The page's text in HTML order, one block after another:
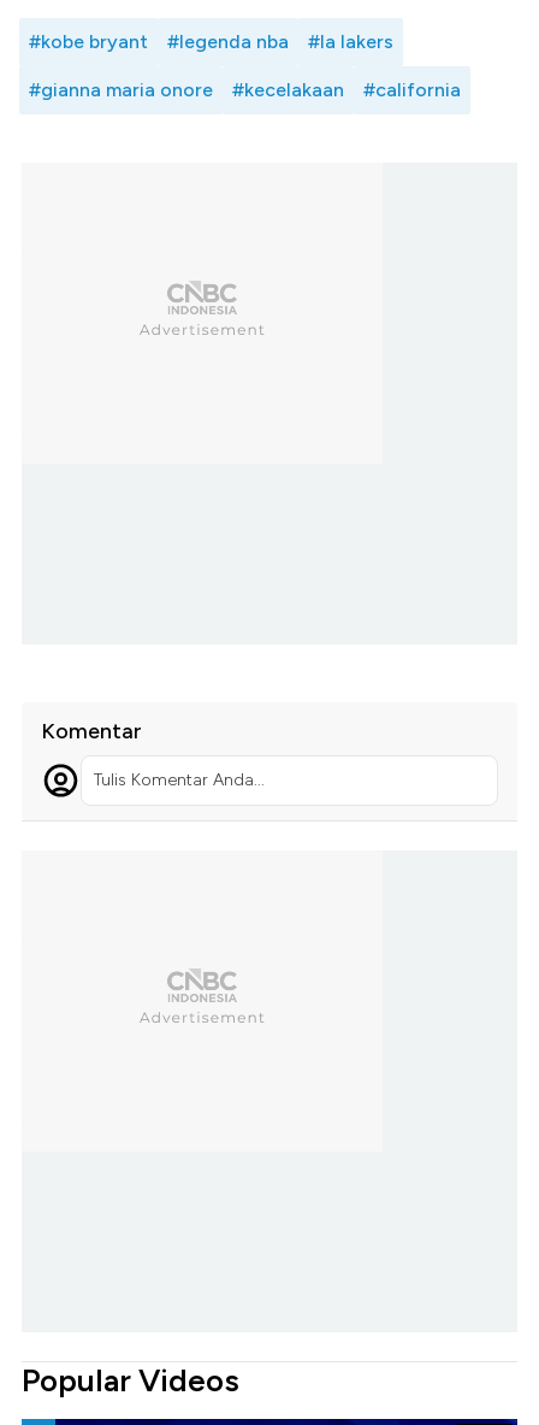
#kobe bryant #legenda nba #la lakers
#gianna maria onore #kecelakaan #california
Komentar
Tulis Komentar Anda...
Popular Videos